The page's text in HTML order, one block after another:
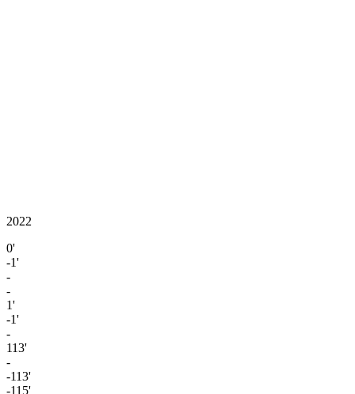
2022
0'
-1'
-
-
1'
-1'
-
113'
-
-113'
-115'